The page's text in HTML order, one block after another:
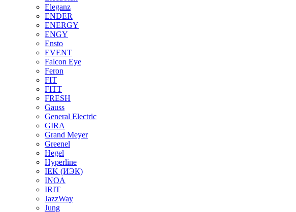
Eleganz
ENDER
ENERGY
ENGY
Ensto
EVENT
Falcon Eye
Feron
FIT
FITT
FRESH
Gauss
General Electric
GIRA
Grand Meyer
Greenel
Hegel
Hyperline
IEK (ИЭК)
INOA
IRIT
JazzWay
Jung